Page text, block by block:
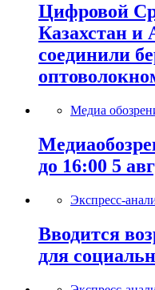
Цифровой
Казахстан и
соединили
Медиа
до 16:00 5
Экспресс-
Вводится
для